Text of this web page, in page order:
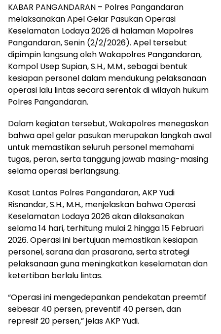
KABAR PANGANDARAN – Polres Pangandaran
melaksanakan Apel Gelar Pasukan Operasi
Keselamatan Lodaya 2026 di halaman Mapolres
Pangandaran, Senin (2/2/2026). Apel tersebut
dipimpin langsung oleh Wakapolres Pangandaran,
Kompol Usep Supian, S.H., M.M., sebagai bentuk
kesiapan personel dalam mendukung pelaksanaan
operasi lalu lintas secara serentak di wilayah hukum
Polres Pangandaran.
Dalam kegiatan tersebut, Wakapolres menegaskan
bahwa apel gelar pasukan merupakan langkah awal
untuk memastikan seluruh personel memahami
tugas, peran, serta tanggung jawab masing-masing
selama operasi berlangsung.
Kasat Lantas Polres Pangandaran, AKP Yudi
Risnandar, S.H., M.H., menjelaskan bahwa Operasi
Keselamatan Lodaya 2026 akan dilaksanakan
selama 14 hari, terhitung mulai 2 hingga 15 Februari
2026. Operasi ini bertujuan memastikan kesiapan
personel, sarana dan prasarana, serta strategi
pelaksanaan guna meningkatkan keselamatan dan
ketertiban berlalu lintas.
“Operasi ini mengedepankan pendekatan preemtif
sebesar 40 persen, preventif 40 persen, dan
represif 20 persen,” jelas AKP Yudi.